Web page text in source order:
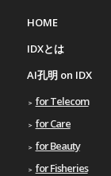
HOME
IDXとは
AI孔明 on IDX
for Telecom
for Care
for Beauty
for Fisheries